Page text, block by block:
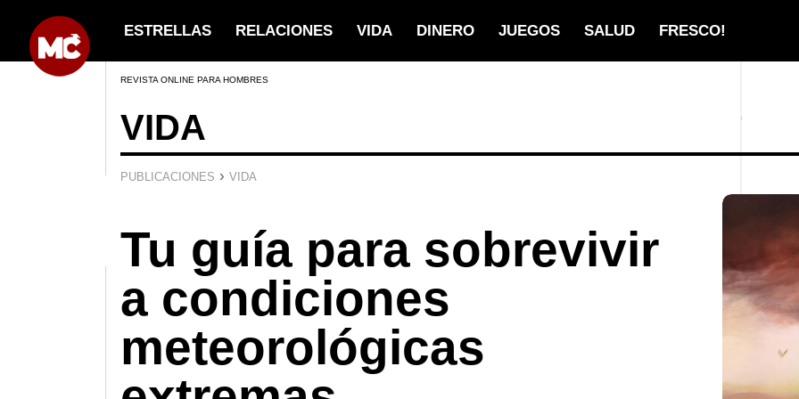
ESTRELLAS RELACIONES VIDA DINERO JUEGOS SALUD FRESCO!
REVISTA ONLINE PARA HOMBRES
VIDA
PUBLICACIONES › VIDA
Tu guía para sobrevivir
a condiciones
meteorológicas